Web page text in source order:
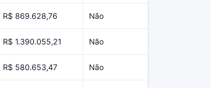
R$ 869.628,76 Não
R$ 1.390.055,21 Não
R$ 580.653,47 Não